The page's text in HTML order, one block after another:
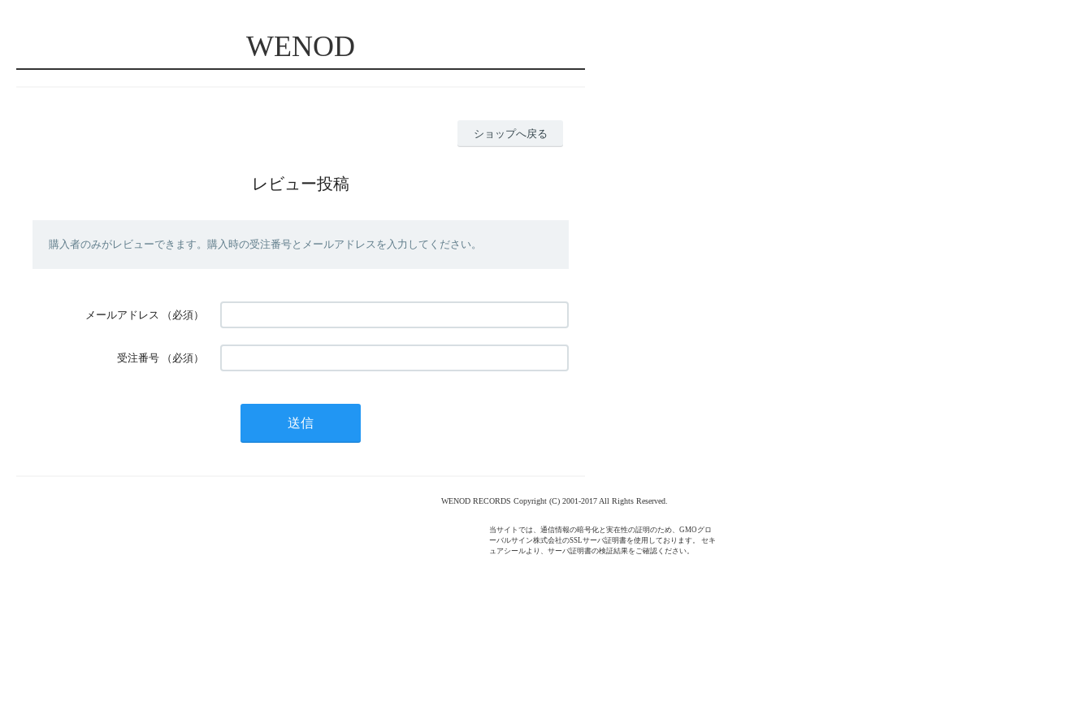
WENOD
ショップへ戻る
レビュー投稿
購入者のみがレビューできます。購入時の受注番号とメールアドレスを入力してください。
メールアドレス （必須）
受注番号 （必須）
WENOD RECORDS Copyright (C) 2001-2017 All Rights Reserved.
当サイトでは、通信情報の暗号化と実在性の証明のため、GMOグロ
ーバルサイン株式会社のSSLサーバ証明書を使用しております。 セキ
ュアシールより、サーバ証明書の検証結果をご確認ください。